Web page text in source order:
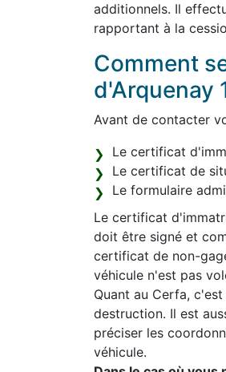
additionnels. Il
rapportant à la
Comment
d'Arquenay
Avant de contacter
Le certificat
Le certificat de
Le formulaire
Le certificat
doit être signé et
certificat de non-
véhicule n'est pas
Quant au Cerfa,
destruction. Il est
préciser les
véhicule.